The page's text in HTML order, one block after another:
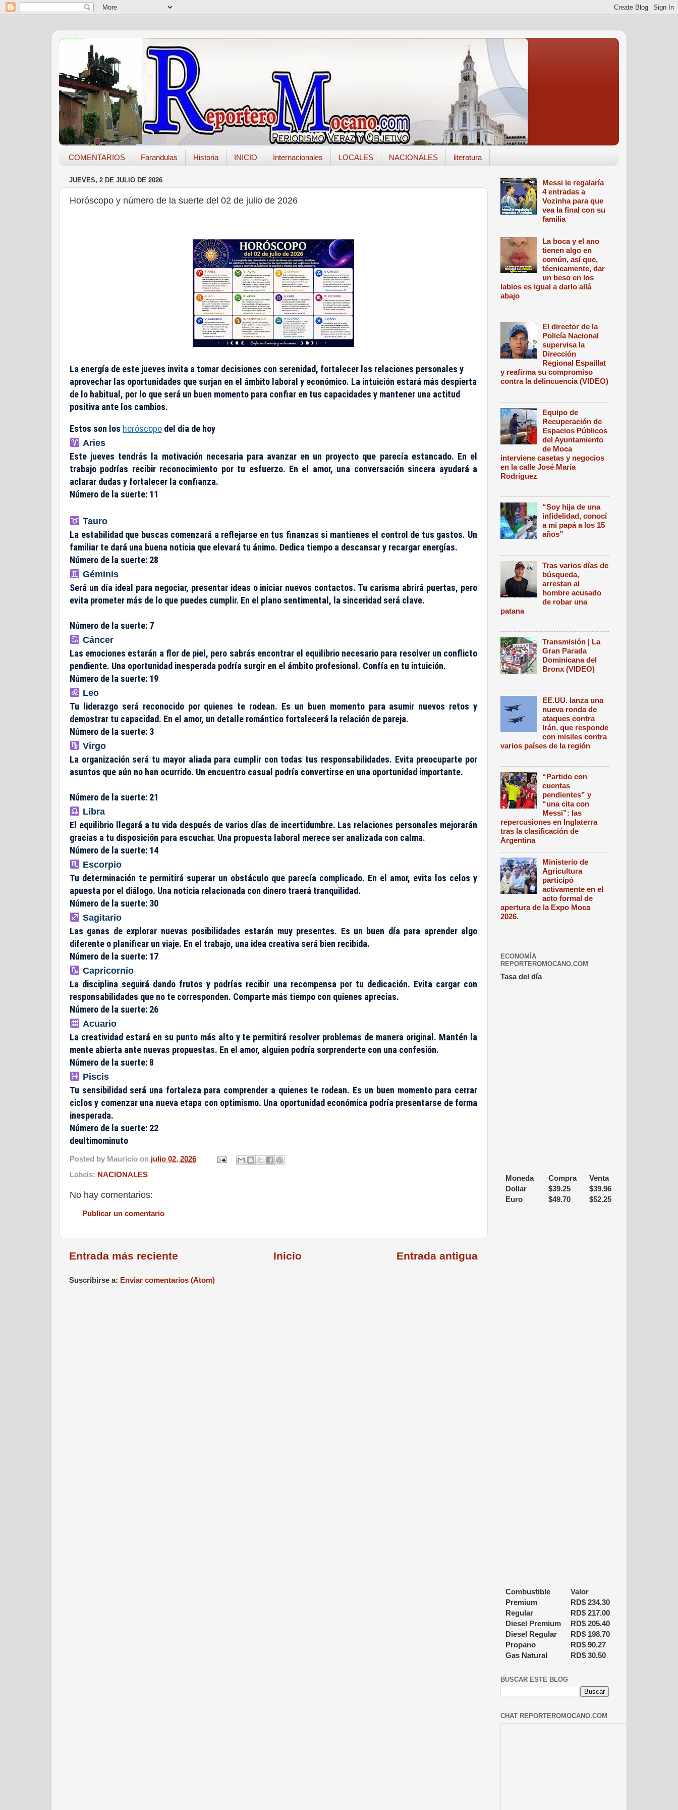
COMENTARIOS Farandulas Historia INICIO Internacionales LOCALES NACIONALES literatura
JUEVES, 2 DE JULIO DE 2026
Horóscopo y número de la suerte del 02 de julio de 2026
La energía de este jueves invita a tomar decisiones con serenidad, fortalecer las relaciones personales y
aprovechar las oportunidades que surjan en el ámbito laboral y económico. La intuición estará más despierta
de lo habitual, por lo que será un buen momento para confiar en tus capacidades y mantener una actitud
positiva ante los cambios.
Estos son los horóscopo del día de hoy
Aries
Este jueves tendrás la motivación necesaria para avanzar en un proyecto que parecía estancado. En el
trabajo podrías recibir reconocimiento por tu esfuerzo. En el amor, una conversación sincera ayudará a
aclarar dudas y fortalecer la confianza.
Número de la suerte: 11
Tauro
La estabilidad que buscas comenzará a reflejarse en tus finanzas si mantienes el control de tus gastos. Un
familiar te dará una buena noticia que elevará tu ánimo. Dedica tiempo a descansar y recargar energías.
Número de la suerte: 28
Géminis
Será un día ideal para negociar, presentar ideas o iniciar nuevos contactos. Tu carisma abrirá puertas, pero
evita prometer más de lo que puedes cumplir. En el plano sentimental, la sinceridad será clave.
Número de la suerte: 7
Cáncer
Las emociones estarán a flor de piel, pero sabrás encontrar el equilibrio necesario para resolver un conflicto
pendiente. Una oportunidad inesperada podría surgir en el ámbito profesional. Confía en tu intuición.
Número de la suerte: 19
Leo
Tu liderazgo será reconocido por quienes te rodean. Es un buen momento para asumir nuevos retos y
demostrar tu capacidad. En el amor, un detalle romántico fortalecerá la relación de pareja.
Número de la suerte: 3
Virgo
La organización será tu mayor aliada para cumplir con todas tus responsabilidades. Evita preocuparte por
asuntos que aún no han ocurrido. Un encuentro casual podría convertirse en una oportunidad importante.
Número de la suerte: 21
Libra
El equilibrio llegará a tu vida después de varios días de incertidumbre. Las relaciones personales mejorarán
gracias a tu disposición para escuchar. Una propuesta laboral merece ser analizada con calma.
Número de la suerte: 14
Escorpio
Tu determinación te permitirá superar un obstáculo que parecía complicado. En el amor, evita los celos y
apuesta por el diálogo. Una noticia relacionada con dinero traerá tranquilidad.
Número de la suerte: 30
Sagitario
Las ganas de explorar nuevas posibilidades estarán muy presentes. Es un buen día para aprender algo
diferente o planificar un viaje. En el trabajo, una idea creativa será bien recibida.
Número de la suerte: 17
Capricornio
La disciplina seguirá dando frutos y podrías recibir una recompensa por tu dedicación. Evita cargar con
responsabilidades que no te corresponden. Comparte más tiempo con quienes aprecias.
Número de la suerte: 26
Acuario
La creatividad estará en su punto más alto y te permitirá resolver problemas de manera original. Mantén la
mente abierta ante nuevas propuestas. En el amor, alguien podría sorprenderte con una confesión.
Número de la suerte: 8
Piscis
Tu sensibilidad será una fortaleza para comprender a quienes te rodean. Es un buen momento para cerrar
ciclos y comenzar una nueva etapa con optimismo. Una oportunidad económica podría presentarse de forma
inesperada.
Número de la suerte: 22
deultimominuto
Posted by Mauricio on julio 02, 2026
Labels: NACIONALES
No hay comentarios:
Publicar un comentario
Entrada más reciente Entrada antigua
Inicio
Suscribirse a: Enviar comentarios (Atom)
Messi le regalaría
4 entradas a
Vozinha para que
vea la final con su
familia
La boca y el ano
tienen algo en
común, así que,
técnicamente, dar
un beso en los
labios es igual a darlo allá
abajo
El director de la
Policía Nacional
supervisa la
Dirección
Regional Espaillat
y reafirma su compromiso
contra la delincuencia (VIDEO)
Equipo de
Recuperación de
Espacios Públicos
del Ayuntamiento
de Moca
interviene casetas y negocios
en la calle José María
Rodríguez
“Soy hija de una
infidelidad, conocí
a mi papá a los 15
años”
Tras varios días de
búsqueda,
arrestan al
hombre acusado
de robar una
patana
Transmisión | La
Gran Parada
Dominicana del
Bronx (VIDEO)
EE.UU. lanza una
nueva ronda de
ataques contra
Irán, que responde
con misiles contra
varios países de la región
“Partido con
cuentas
pendientes” y
“una cita con
Messi”: las
repercusiones en Inglaterra
tras la clasificación de
Argentina
Ministerio de
Agricultura
participó
activamente en el
acto formal de
apertura de la Expo Moca
2026.
ECONOMÍA
REPORTEROMOCANO.COM
Tasa del día
Moneda Compra
Venta
Dollar
$39.25 $39.96
Euro
$49.70 $52.25
Combustible
Valor
Premium
RD$ 234.30
Regular
RD$ 217.00
Diesel Premium
RD$ 205.40
Diesel Regular
RD$ 198.70
Propano
RD$ 90.27
Gas Natural
RD$ 30.50
BUSCAR ESTE BLOG
CHAT REPORTEROMOCANO.COM